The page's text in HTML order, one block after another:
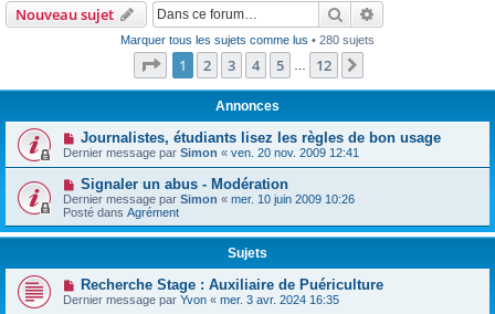
h
Nouveau sujet Rechercher
Marquer tous les sujets comme lus • 280 sujets
Page 1sur12
1 2 3 4 5 12
Annonces
Journalistes, étudiants lisez les règles de bon usage
Dernier message par Simon « ven. 20 nov. 2009 12:41
Signaler un abus - Modération
Dernier message par Simon « mer. 10 juin 2009 10:26
Posté dans Agrément
Sujets
Recherche Stage : Auxiliaire de Puériculture
Dernier message par Yvon « mer. 3 avr. 2024 16:35